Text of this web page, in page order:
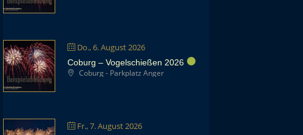
Do., 6. August 2026
Coburg – Vogelschießen 2026
Coburg - Parkplatz Anger
Fr., 7. August 2026